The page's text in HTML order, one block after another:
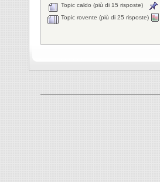
Topic caldo (più di 15 risposte)
Topic rovente (più di 25 risposte)